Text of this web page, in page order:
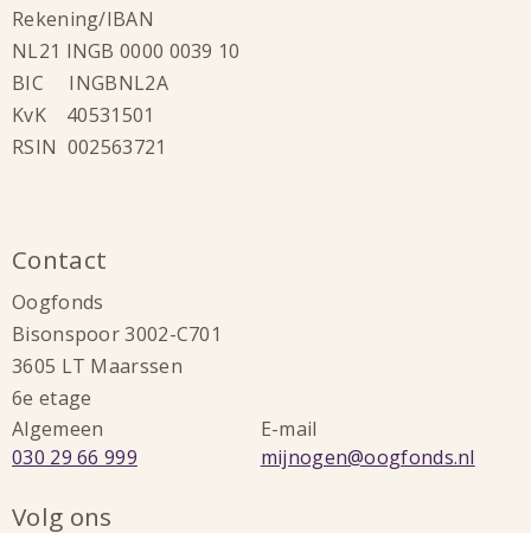
Rekening/IBAN
NL21 INGB 0000 0039 10
BIC INGBNL2A
KvK 40531501
RSIN 002563721
Contact
Oogfonds
Bisonspoor 3002-C701
3605 LT Maarssen
6e etage
Algemeen
Bel:
030 29 66 999
E-mail
Stuur
mijnogen@oogfonds.nl
Volg ons